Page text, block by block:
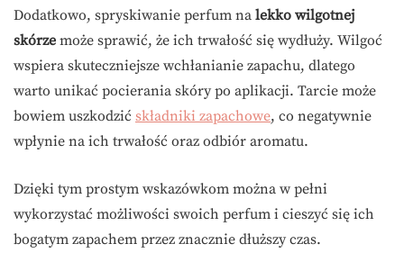
Dodatkowo, spryskiwanie perfum na lekko wilgotnej
skórze może sprawić, że ich trwałość się wydłuży. Wilgoć
wspiera skuteczniejsze wchłanianie zapachu, dlatego
warto unikać pocierania skóry po aplikacji. Tarcie może
bowiem uszkodzić składniki zapachowe, co negatywnie
wpłynie na ich trwałość oraz odbiór aromatu.
Dzięki tym prostym wskazówkom można w pełni
wykorzystać możliwości swoich perfum i cieszyć się ich
bogatym zapachem przez znacznie dłuższy czas.